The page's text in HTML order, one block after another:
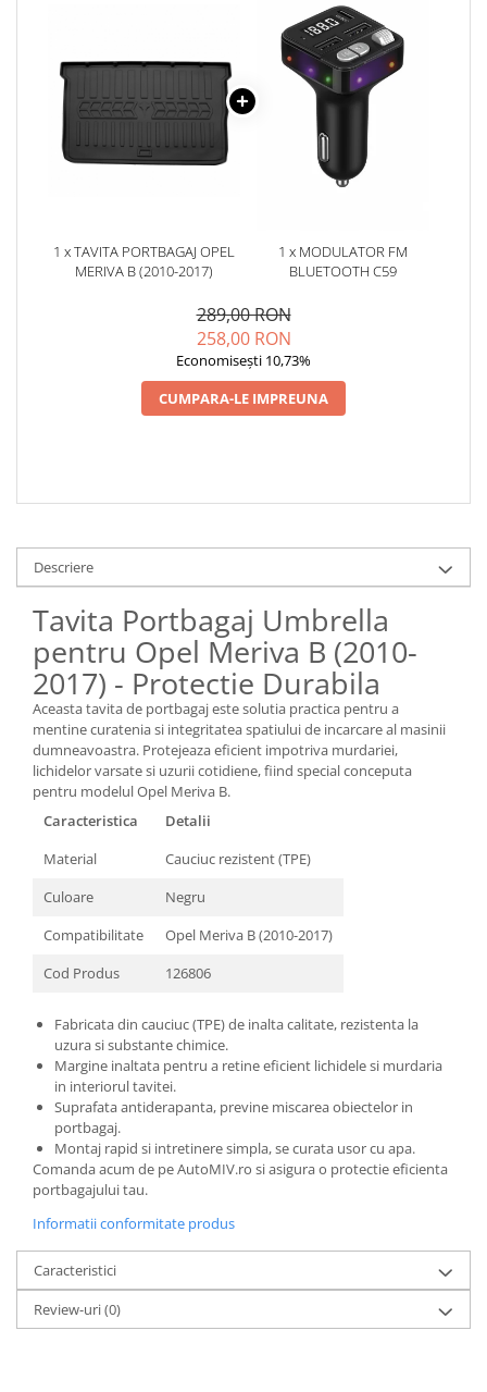
1 x TAVITA PORTBAGAJ OPEL
MERIVA B (2010-2017)
1 x MODULATOR FM
BLUETOOTH C59
289,00 RON
258,00 RON
Economisești 10,73%
CUMPARA-LE IMPREUNA
Descriere
Tavita Portbagaj Umbrella
pentru Opel Meriva B (2010-
2017) - Protectie Durabila
Aceasta tavita de portbagaj este solutia practica pentru a
mentine curatenia si integritatea spatiului de incarcare al masinii
dumneavoastra. Protejeaza eficient impotriva murdariei,
lichidelor varsate si uzurii cotidiene, fiind special conceputa
pentru modelul Opel Meriva B.
Caracteristica
Detalii
Material
Cauciuc rezistent (TPE)
Culoare
Negru
Compatibilitate
Opel Meriva B (2010-2017)
Cod Produs
126806
Fabricata din cauciuc (TPE) de inalta calitate, rezistenta la
uzura si substante chimice.
Margine inaltata pentru a retine eficient lichidele si murdaria
in interiorul tavitei.
Suprafata antiderapanta, previne miscarea obiectelor in
portbagaj.
Montaj rapid si intretinere simpla, se curata usor cu apa.
Comanda acum de pe AutoMIV.ro si asigura o protectie eficienta
portbagajului tau.
Informatii conformitate produs
Caracteristici
Review-uri(0)